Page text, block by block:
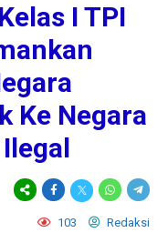
I TPI
Ke Negara
103 Redaksi